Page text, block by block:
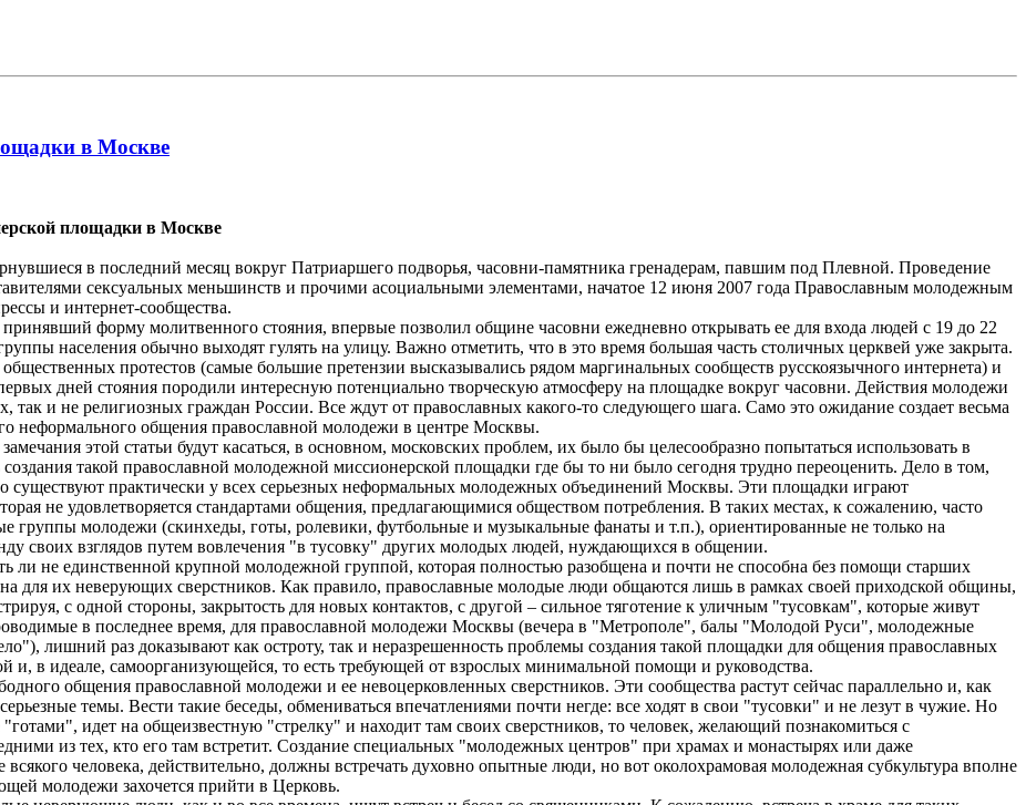
в Москве
площадки в Москве
в последний месяц вокруг Патриаршего подворья, часовни-памятника гренадерам, павшим под Плевной. Проведение
сексуальных меньшинств и прочими асоциальными элементами, начатое 12 июня 2007 года Православным молодежным
и интернет-сообщества.
форму молитвенного стояния, впервые позволил общине часовни ежедневно открывать ее для входа людей с 19 до 22
населения обычно выходят гулять на улицу. Важно отметить, что в это время большая часть столичных церквей уже закрыта.
протестов (самые большие претензии высказывались рядом маргинальных сообществ русскоязычного интернета) и
дней стояния породили интересную потенциально творческую атмосферу на площадке вокруг часовни. Действия молодежи
и не религиозных граждан России. Все ждут от православных какого-то следующего шага. Само это ожидание создает весьма
неформального общения православной молодежи в центре Москвы.
этой статьи будут касаться, в основном, московских проблем, их было бы целесообразно попытаться использовать в
такой православной молодежной миссионерской площадки где бы то ни было сегодня трудно переоценить. Дело в том,
существуют практически у всех серьезных неформальных молодежных объединений Москвы. Эти площадки играют
не удовлетворяется стандартами общения, предлагающимися обществом потребления. В таких местах, к сожалению, часто
группы молодежи (скинхеды, готы, ролевики, футбольные и музыкальные фанаты и т.п.), ориентированные не только на
своих взглядов путем вовлечения "в тусовку" других молодых людей, нуждающихся в общении.
ли не единственной крупной молодежной группой, которая полностью разобщена и почти не способна без помощи старших
для их неверующих сверстников. Как правило, православные молодые люди общаются лишь в рамках своей приходской общины,
с одной стороны, закрытость для новых контактов, с другой – сильное тяготение к уличным "тусовкам", которые живут
в последнее время, для православной молодежи Москвы (вечера в "Метрополе", балы "Молодой Руси", молодежные
лишний раз доказывают как остроту, так и неразрешенность проблемы создания такой площадки для общения православных
в идеале, самоорганизующейся, то есть требующей от взрослых минимальной помощи и руководства.
общения православной молодежи и ее невоцерковленных сверстников. Эти сообщества растут сейчас параллельно и, как
темы. Вести такие беседы, обмениваться впечатлениями почти негде: все ходят в свои "тусовки" и не лезут в чужие. Но
идет на общеизвестную "стрелку" и находит там своих сверстников, то человек, желающий познакомиться с
из тех, кто его там встретит. Создание специальных "молодежных центров" при храмах и монастырях или даже
человека, действительно, должны встречать духовно опытные люди, но вот околохрамовая молодежная субкультура вполне
молодежи захочется прийти в Церковь.